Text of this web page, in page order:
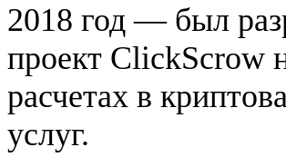
2018 год — был
проект ClickScrow
расчетах в
услуг.